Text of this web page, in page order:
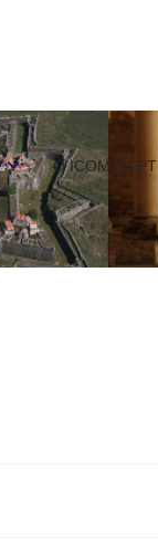
O ICOMOS PT